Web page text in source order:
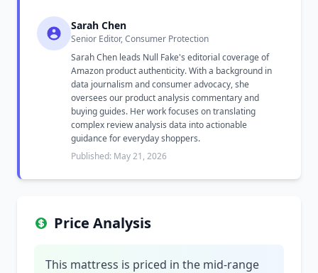
Sarah Chen
Senior Editor, Consumer Protection
Sarah Chen leads Null Fake's editorial coverage of
Amazon product authenticity. With a background in
data journalism and consumer advocacy, she
oversees our product analysis commentary and
buying guides. Her work focuses on translating
complex review analysis data into actionable
guidance for everyday shoppers.
Published: May 21, 2026
Price Analysis
This mattress is priced in the mid-range